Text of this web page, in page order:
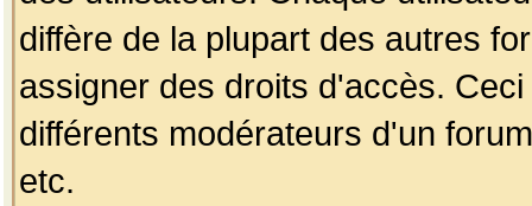
diffère de la plupart des autres
assigner des droits d'accès.
différents modérateurs d'un
etc.